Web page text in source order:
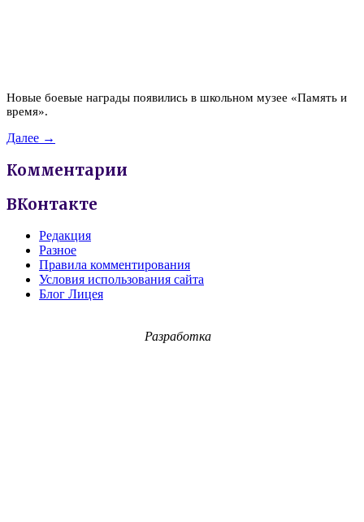
Новые боевые награды появились в школьном музее «Память и
время».
Далее →
Комментарии
ВКонтакте
Редакция
Разное
Правила комментирования
Условия использования сайта
Блог Лицея
Разработка